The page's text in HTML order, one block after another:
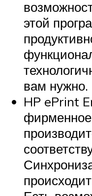
этой
вам нужно.
HP ePrint